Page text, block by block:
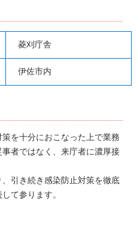
菱刈庁舎
伊佐市内
を十分におこなった上で業務
者ではなく、来庁者に濃厚接
、引き続き感染防止対策を徹底
て参ります。